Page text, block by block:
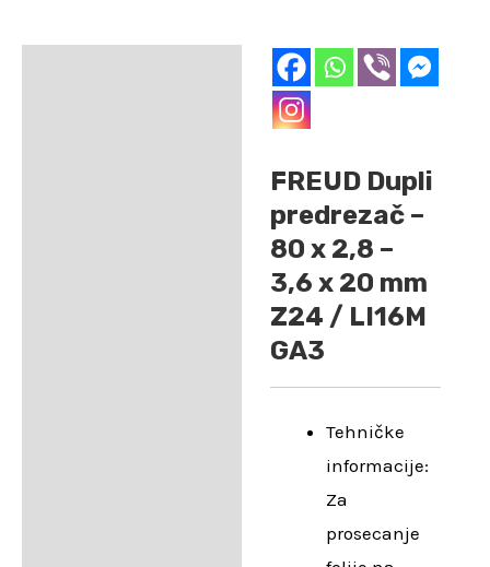
FREUD Dupli
predrezač –
80 x 2,8 –
3,6 x 20 mm
Z24 / LI16M
GA3
Tehničke
informacije:
Za
prosecanje